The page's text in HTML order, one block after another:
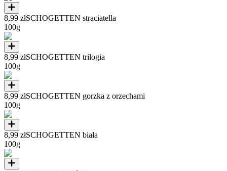
8,99 złSCHOGETTEN straciatella
100g
8,99 złSCHOGETTEN trilogia
100g
8,99 złSCHOGETTEN gorzka z orzechami
100g
8,99 złSCHOGETTEN biała
100g